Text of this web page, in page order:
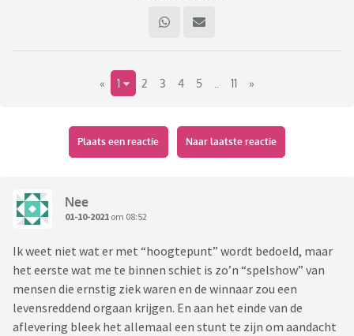
« 1 2 3 4 5 11 »
Plaats een reactie Naar laatste reactie
Nee
01-10-2021 om 08:52
Ik weet niet wat er met “hoogtepunt” wordt bedoeld, maar
het eerste wat me te binnen schiet is zo’n “spelshow” van
mensen die ernstig ziek waren en de winnaar zou een
levensreddend orgaan krijgen. En aan het einde van de
aflevering bleek het allemaal een stunt te zijn om aandacht